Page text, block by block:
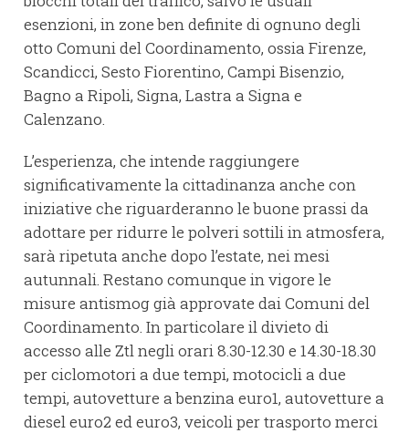
esenzioni, in zone ben definite di ognuno degli
otto Comuni del Coordinamento, ossia Firenze,
Scandicci, Sesto Fiorentino, Campi Bisenzio,
Bagno a Ripoli, Signa, Lastra a Signa e
Calenzano.
L’esperienza, che intende raggiungere
significativamente la cittadinanza anche con
iniziative che riguarderanno le buone prassi da
adottare per ridurre le polveri sottili in atmosfera,
sarà ripetuta anche dopo l’estate, nei mesi
autunnali. Restano comunque in vigore le
misure antismog già approvate dai Comuni del
Coordinamento. In particolare il divieto di
accesso alle Ztl negli orari 8.30-12.30 e 14.30-18.30
per ciclomotori a due tempi, motocicli a due
tempi, autovetture a benzina euro1, autovetture a
diesel euro2 ed euro3, veicoli per trasporto merci